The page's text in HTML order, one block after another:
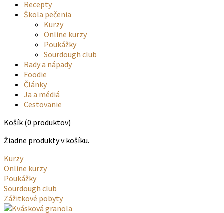
Recepty
Škola pečenia
Kurzy
Online kurzy
Poukážky
Sourdough club
Rady a nápady
Foodie
Články
Ja a médiá
Cestovanie
Košík (0 produktov)
Žiadne produkty v košíku.
Kurzy
Online kurzy
Poukážky
Sourdough club
Zážitkové pobyty